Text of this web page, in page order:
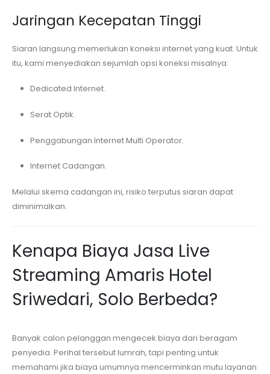
Jaringan Kecepatan Tinggi
Siaran langsung memerlukan koneksi internet yang kuat. Untuk
itu, kami menyediakan sejumlah opsi koneksi misalnya:
Dedicated Internet.
Serat Optik.
Penggabungan Internet Multi Operator.
Internet Cadangan.
Melalui skema cadangan ini, risiko terputus siaran dapat
diminimalkan.
Kenapa Biaya Jasa Live
Streaming Amaris Hotel
Sriwedari, Solo Berbeda?
Banyak calon pelanggan mengecek biaya dari beragam
penyedia. Perihal tersebut lumrah, tapi penting untuk
memahami jika biaya umumnya mencerminkan mutu layanan